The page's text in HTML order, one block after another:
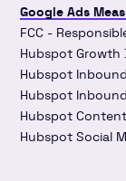
Google Ads
FCC -
Hubspot Growth
Hubspot
Hubspot
Hubspot
Hubspot Social